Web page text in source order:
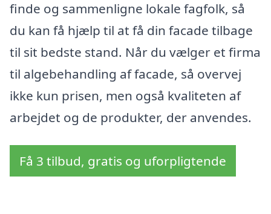
finde og sammenligne lokale fagfolk, så
du kan få hjælp til at få din facade tilbage
til sit bedste stand. Når du vælger et firma
til algebehandling af facade, så overvej
ikke kun prisen, men også kvaliteten af
arbejdet og de produkter, der anvendes.
Få 3 tilbud, gratis og uforpligtende